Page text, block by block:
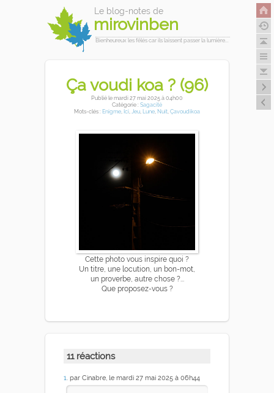
Le blog-notes de
mirovinben
Bienheureux les fêlés car ils laissent passer la lumière...
Ça voudi koa ? (96)
Publiéle mardi 27 mai 2025à 04h00
Catégorie : Sagacité
Mots-clés : Enigme Ici Jeu Lune Nuit Çavoudikoa
Cette photo vous inspire quoi ?
Un titre, une locution, un bon-mot,
un proverbe, autre chose ?...
Que proposez-vous ?
11 réactions
1. par Cinabre, le mardi 27 mai 2025 à 06h44